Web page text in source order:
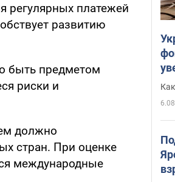
регулярных платежей
развитию
быть предметом
риски и
должно
стран. При оценке
международные
не